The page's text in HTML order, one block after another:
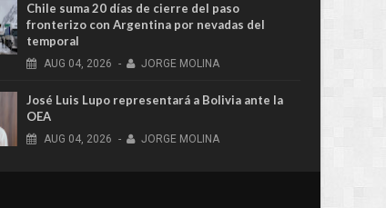
Chile suma 20 días de cierre del paso
fronterizo con Argentina por nevadas del
temporal
AUG 04, 2026 - JORGE MOLINA
José Luis Lupo representará a Bolivia ante la
OEA
AUG 04, 2026 - JORGE MOLINA